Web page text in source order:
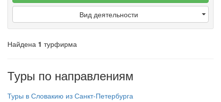
Вид деятельности
Найдена 1 турфирма
Туры по направлениям
Туры в Словакию из Санкт-Петербурга